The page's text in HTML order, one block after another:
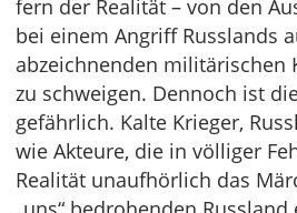
fern der Realität – von den
bei einem Angriff Russlands
abzeichnenden militärischen
zu schweigen. Dennoch ist
gefährlich. Kalte Krieger,
wie Akteure, die in völliger
Realität unaufhörlich das